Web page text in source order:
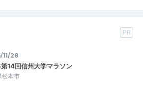
PR
11/28
14回信州大学マラソン
松本市